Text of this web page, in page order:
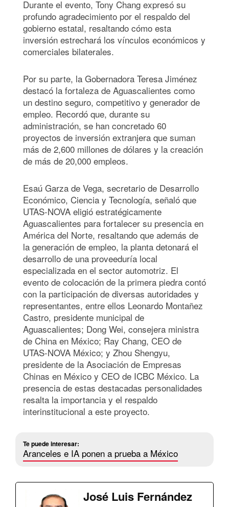
Durante el evento, Tony Chang expresó su
profundo agradecimiento por el respaldo del
gobierno estatal, resaltando cómo esta
inversión estrechará los vínculos económicos y
comerciales bilaterales.
Por su parte, la Gobernadora Teresa Jiménez
destacó la fortaleza de Aguascalientes como
un destino seguro, competitivo y generador de
empleo. Recordó que, durante su
administración, se han concretado 60
proyectos de inversión extranjera que suman
más de 2,600 millones de dólares y la creación
de más de 20,000 empleos.
Esaú Garza de Vega, secretario de Desarrollo
Económico, Ciencia y Tecnología, señaló que
UTAS-NOVA eligió estratégicamente
Aguascalientes para fortalecer su presencia en
América del Norte, resaltando que además de
la generación de empleo, la planta detonará el
desarrollo de una proveeduría local
especializada en el sector automotriz. El
evento de colocación de la primera piedra contó
con la participación de diversas autoridades y
representantes, entre ellos Leonardo Montañez
Castro, presidente municipal de
Aguascalientes; Dong Wei, consejera ministra
de China en México; Ray Chang, CEO de
UTAS-NOVA México; y Zhou Shengyu,
presidente de la Asociación de Empresas
Chinas en México y CEO de ICBC México. La
presencia de estas destacadas personalidades
resalta la importancia y el respaldo
interinstitucional a este proyecto.
Te puede interesar:
Aranceles e IA ponen a prueba a México
José Luis Fernández